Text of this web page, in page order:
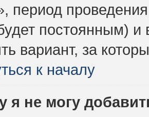
период
постоянным) и
вариант, за
к началу
я не могу